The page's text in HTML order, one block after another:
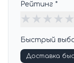
Рейтинг *
★ ★ ★ ★ ★
Быстрый
Доставка